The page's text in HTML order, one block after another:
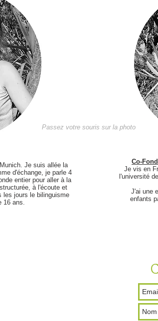
Passez votre souris sur la photo
Je suis allée la
d'échange, je parle 4
entier pour aller à la
à l'écoute et
les jours le bilinguisme
16 ans.
Co-
Je vis en
l'université
J'ai une
enfants